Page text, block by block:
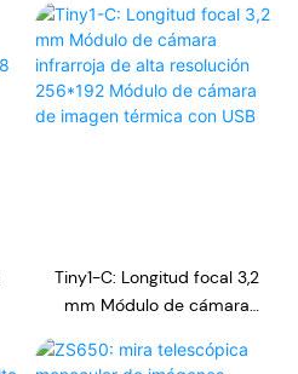
alta resolución 384*288,
cámaras termográficas
centrales
Tiny1-C: Longitud focal 3,2
mm Módulo de cámara
resolución 256*192